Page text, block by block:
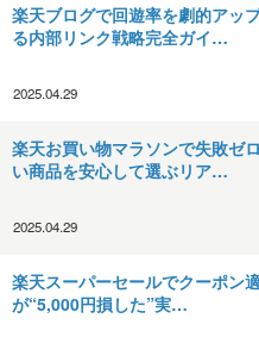
楽天ブログで回遊率を劇的アッ
る内部リンク戦略完全ガイ…
2025.04.29
楽天お買い物マラソンで失敗ゼ
い商品を安心して選ぶリア…
2025.04.29
楽天スーパーセールでクーポン
が“5,000円損した”実…